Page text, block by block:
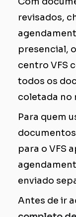
revisados,
presencial,
centro VFS
todos os
coletada no
Para quem
para o VFS
enviado
Antes de ir